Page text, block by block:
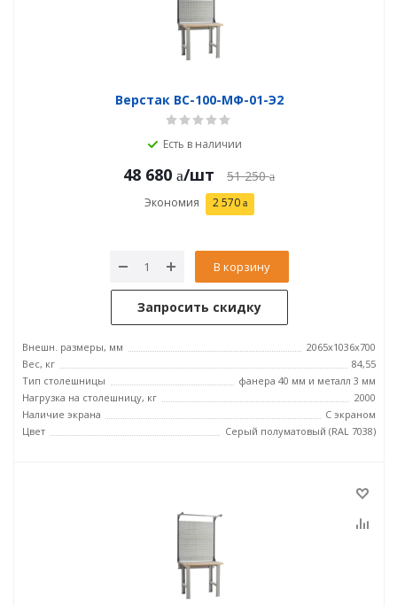
Верстак ВС-100-МФ-01-Э2
Есть в наличии
48 680 /шт 51 250
Экономия 2 570
В корзину
Запросить скидку
Внешн. размеры, мм
2065x1036x700
Вес, кг
84,55
Тип столешницы
фанера 40 мм и металл 3 мм
Нагрузка на столешницу, кг
2000
Наличие экрана
С экраном
Цвет
Серый полуматовый (RAL 7038)